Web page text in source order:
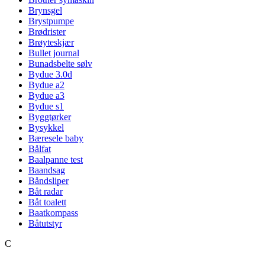
Brynsgel
Brystpumpe
Brødrister
Brøyteskjær
Bullet journal
Bunadsbelte sølv
Bydue 3.0d
Bydue a2
Bydue a3
Bydue s1
Byggtørker
Bysykkel
Bæresele baby
Bålfat
Baalpanne test
Baandsag
Båndsliper
Båt radar
Båt toalett
Baatkompass
Båtutstyr
C